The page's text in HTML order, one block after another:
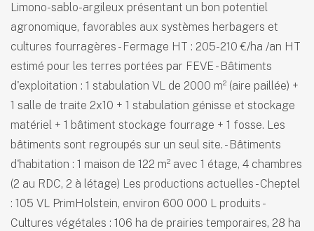
Limono-sablo-argileux présentant un bon potentiel
agronomique, favorables aux systèmes herbagers et
cultures fourragères - Fermage HT : 205-210 €/ha /an HT
estimé pour les terres portées par FEVE - Bâtiments
d'exploitation : 1 stabulation VL de 2000 m² (aire paillée) +
1 salle de traite 2x10 + 1 stabulation génisse et stockage
matériel + 1 bâtiment stockage fourrage + 1 fosse. Les
bâtiments sont regroupés sur un seul site. - Bâtiments
d'habitation : 1 maison de 122 m² avec 1 étage, 4 chambres
(2 au RDC, 2 à létage) Les productions actuelles - Cheptel
: 105 VL PrimHolstein, environ 600 000 L produits -
Cultures végétales : 106 ha de prairies temporaires, 28 ha